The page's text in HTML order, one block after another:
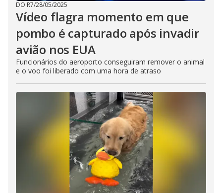
DO R7/28/05/2025
Vídeo flagra momento em que
pombo é capturado após invadir
avião nos EUA
Funcionários do aeroporto conseguiram remover o animal
e o voo foi liberado com uma hora de atraso